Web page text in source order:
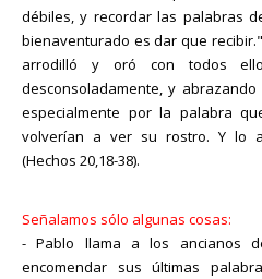
débiles, y recordar las palabras
bienaventurado es dar que
arrodilló y oró con todos
desconsoladamente, y
especialmente por la palabra
volverían a ver su rostro. Y lo
(Hechos 20,18-38).
Señalamos sólo algunas cosas:
- Pablo llama a los ancianos
encomendar sus últimas